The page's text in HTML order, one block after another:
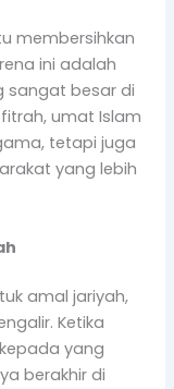
membersihkan
ini adalah
sangat besar di
umat Islam
tetapi juga
yang lebih
amal jariyah,
Ketika
yang
berakhir di